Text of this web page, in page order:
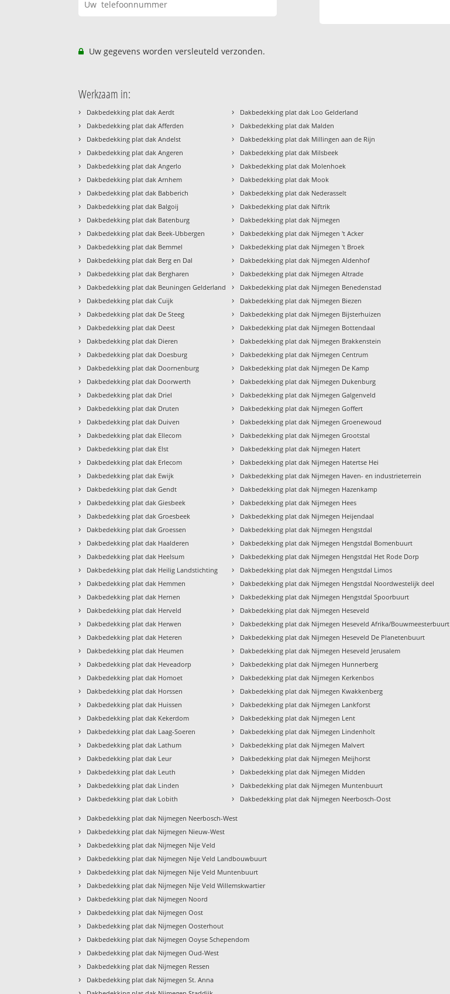
Uw gegevens worden versleuteld verzonden.
Werkzaam in:
› Dakbedekking plat dak Aerdt
› Dakbedekking plat dak Afferden
› Dakbedekking plat dak Andelst
› Dakbedekking plat dak Angeren
› Dakbedekking plat dak Angerlo
› Dakbedekking plat dak Arnhem
› Dakbedekking plat dak Babberich
› Dakbedekking plat dak Balgoij
› Dakbedekking plat dak Batenburg
› Dakbedekking plat dak Beek-Ubbergen
› Dakbedekking plat dak Bemmel
› Dakbedekking plat dak Berg en Dal
› Dakbedekking plat dak Bergharen
› Dakbedekking plat dak Beuningen Gelderland
› Dakbedekking plat dak Cuijk
› Dakbedekking plat dak De Steeg
› Dakbedekking plat dak Deest
› Dakbedekking plat dak Dieren
› Dakbedekking plat dak Doesburg
› Dakbedekking plat dak Doornenburg
› Dakbedekking plat dak Doorwerth
› Dakbedekking plat dak Driel
› Dakbedekking plat dak Druten
› Dakbedekking plat dak Duiven
› Dakbedekking plat dak Ellecom
› Dakbedekking plat dak Elst
› Dakbedekking plat dak Erlecom
› Dakbedekking plat dak Ewijk
› Dakbedekking plat dak Gendt
› Dakbedekking plat dak Giesbeek
› Dakbedekking plat dak Groesbeek
› Dakbedekking plat dak Groessen
› Dakbedekking plat dak Haalderen
› Dakbedekking plat dak Heelsum
› Dakbedekking plat dak Heilig Landstichting
› Dakbedekking plat dak Hemmen
› Dakbedekking plat dak Hernen
› Dakbedekking plat dak Herveld
› Dakbedekking plat dak Herwen
› Dakbedekking plat dak Heteren
› Dakbedekking plat dak Heumen
› Dakbedekking plat dak Heveadorp
› Dakbedekking plat dak Homoet
› Dakbedekking plat dak Horssen
› Dakbedekking plat dak Huissen
› Dakbedekking plat dak Kekerdom
› Dakbedekking plat dak Laag-Soeren
› Dakbedekking plat dak Lathum
› Dakbedekking plat dak Leur
› Dakbedekking plat dak Leuth
› Dakbedekking plat dak Linden
› Dakbedekking plat dak Lobith
› Dakbedekking plat dak Loo Gelderland
› Dakbedekking plat dak Malden
› Dakbedekking plat dak Millingen aan de Rijn
› Dakbedekking plat dak Milsbeek
› Dakbedekking plat dak Molenhoek
› Dakbedekking plat dak Mook
› Dakbedekking plat dak Nederasselt
› Dakbedekking plat dak Niftrik
› Dakbedekking plat dak Nijmegen
› Dakbedekking plat dak Nijmegen 't Acker
› Dakbedekking plat dak Nijmegen 't Broek
› Dakbedekking plat dak Nijmegen Aldenhof
› Dakbedekking plat dak Nijmegen Altrade
› Dakbedekking plat dak Nijmegen Benedenstad
› Dakbedekking plat dak Nijmegen Biezen
› Dakbedekking plat dak Nijmegen Bijsterhuizen
› Dakbedekking plat dak Nijmegen Bottendaal
› Dakbedekking plat dak Nijmegen Brakkenstein
› Dakbedekking plat dak Nijmegen Centrum
› Dakbedekking plat dak Nijmegen De Kamp
› Dakbedekking plat dak Nijmegen Dukenburg
› Dakbedekking plat dak Nijmegen Galgenveld
› Dakbedekking plat dak Nijmegen Goffert
› Dakbedekking plat dak Nijmegen Groenewoud
› Dakbedekking plat dak Nijmegen Grootstal
› Dakbedekking plat dak Nijmegen Hatert
› Dakbedekking plat dak Nijmegen Hatertse Hei
› Dakbedekking plat dak Nijmegen Haven- en industrieterrein
› Dakbedekking plat dak Nijmegen Hazenkamp
› Dakbedekking plat dak Nijmegen Hees
› Dakbedekking plat dak Nijmegen Heijendaal
› Dakbedekking plat dak Nijmegen Hengstdal
› Dakbedekking plat dak Nijmegen Hengstdal Bomenbuurt
› Dakbedekking plat dak Nijmegen Hengstdal Het Rode Dorp
› Dakbedekking plat dak Nijmegen Hengstdal Limos
› Dakbedekking plat dak Nijmegen Hengstdal Noordwestelijk deel
› Dakbedekking plat dak Nijmegen Hengstdal Spoorbuurt
› Dakbedekking plat dak Nijmegen Heseveld
› Dakbedekking plat dak Nijmegen Heseveld Afrika/Bouwmeesterbuurt
› Dakbedekking plat dak Nijmegen Heseveld De Planetenbuurt
› Dakbedekking plat dak Nijmegen Heseveld Jerusalem
› Dakbedekking plat dak Nijmegen Hunnerberg
› Dakbedekking plat dak Nijmegen Kerkenbos
› Dakbedekking plat dak Nijmegen Kwakkenberg
› Dakbedekking plat dak Nijmegen Lankforst
› Dakbedekking plat dak Nijmegen Lent
› Dakbedekking plat dak Nijmegen Lindenholt
› Dakbedekking plat dak Nijmegen Malvert
› Dakbedekking plat dak Nijmegen Meijhorst
› Dakbedekking plat dak Nijmegen Midden
› Dakbedekking plat dak Nijmegen Muntenbuurt
› Dakbedekking plat dak Nijmegen Neerbosch-Oost
› Dakbedekking plat dak Nijmegen Neerbosch-West
› Dakbedekking plat dak Nijmegen Nieuw-West
› Dakbedekking plat dak Nijmegen Nije Veld
› Dakbedekking plat dak Nijmegen Nije Veld Landbouwbuurt
› Dakbedekking plat dak Nijmegen Nije Veld Muntenbuurt
› Dakbedekking plat dak Nijmegen Nije Veld Willemskwartier
› Dakbedekking plat dak Nijmegen Noord
› Dakbedekking plat dak Nijmegen Oost
› Dakbedekking plat dak Nijmegen Oosterhout
› Dakbedekking plat dak Nijmegen Ooyse Schependom
› Dakbedekking plat dak Nijmegen Oud-West
› Dakbedekking plat dak Nijmegen Ressen
› Dakbedekking plat dak Nijmegen St. Anna